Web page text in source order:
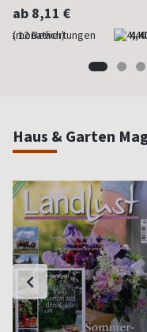
ab 8,11 €
(monatlich)
Haus & Garten